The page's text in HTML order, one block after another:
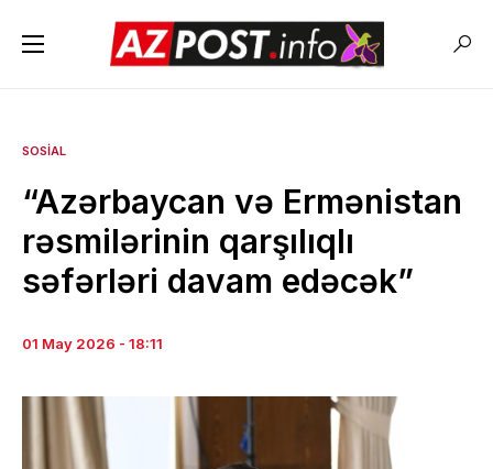
SOSIAL
“Azərbaycan və Ermənistan
rəsmilərinin qarşılıqlı
səfərləri davam edəcək”
01 May 2026 - 18:11